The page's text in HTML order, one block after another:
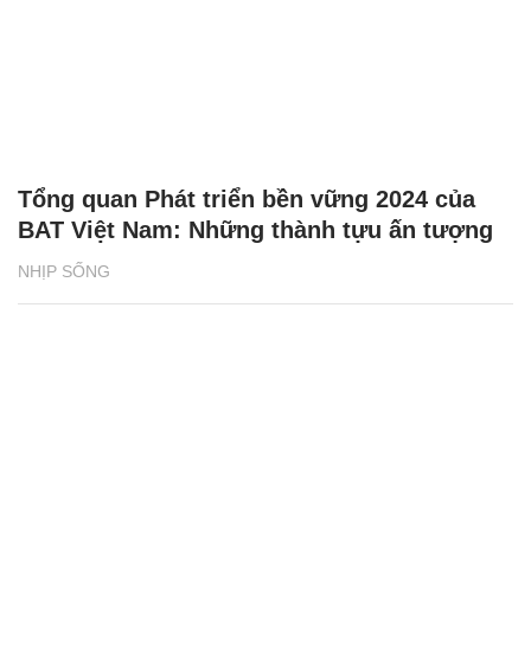
NHỊP SỐNG
Tổng quan Phát triển bền vững 2024 của
BAT Việt Nam: Những thành tựu ấn tượng